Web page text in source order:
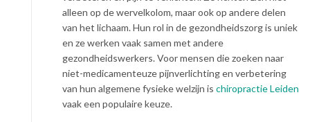
alleen op de wervelkolom, maar ook op andere delen
van het lichaam. Hun rol in de gezondheidszorg is uniek
en ze werken vaak samen met andere
gezondheidswerkers. Voor mensen die zoeken naar
niet-medicamenteuze pijnverlichting en verbetering
van hun algemene fysieke welzijn is chiropractie Leiden
vaak een populaire keuze.